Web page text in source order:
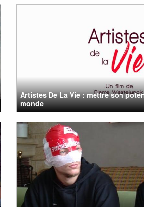
Artistes De La Vie : mettre son
monde